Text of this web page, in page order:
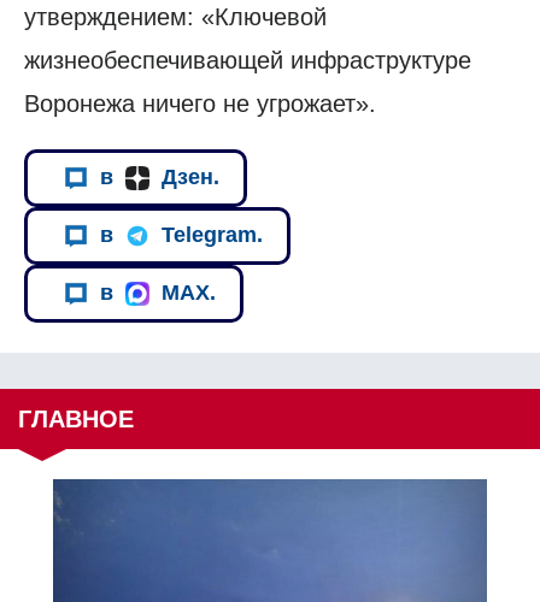
утверждением: «Ключевой
жизнеобеспечивающей инфраструктуре
Воронежа ничего не угрожает».
в Дзен.
в Telegram.
в MAX.
ГЛАВНОЕ